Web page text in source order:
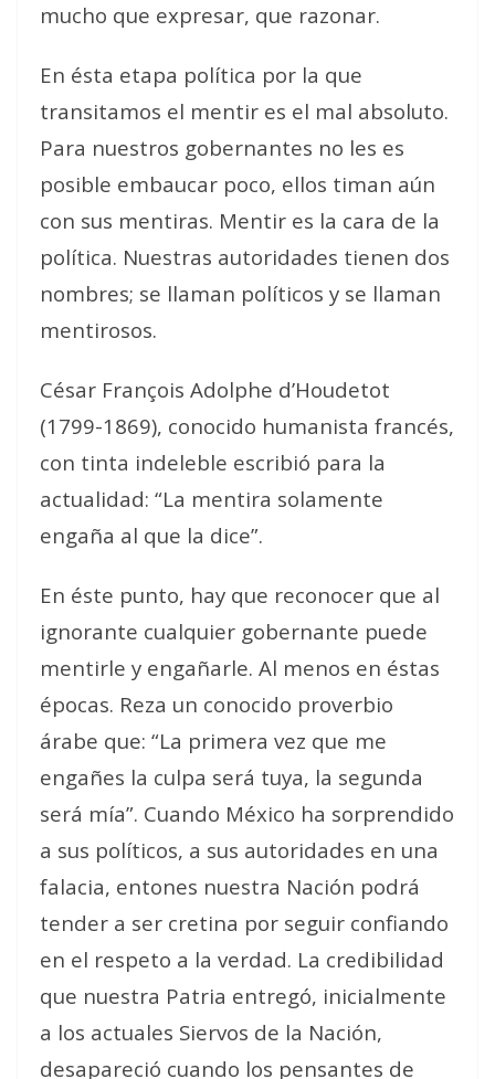
mucho que expresar, que razonar.
En ésta etapa política por la que
transitamos el mentir es el mal absoluto.
Para nuestros gobernantes no les es
posible embaucar poco, ellos timan aún
con sus mentiras. Mentir es la cara de la
política. Nuestras autoridades tienen dos
nombres; se llaman políticos y se llaman
mentirosos.
César François Adolphe d’Houdetot
(1799-1869), conocido humanista francés,
con tinta indeleble escribió para la
actualidad: “La mentira solamente
engaña al que la dice”.
En éste punto, hay que reconocer que al
ignorante cualquier gobernante puede
mentirle y engañarle. Al menos en éstas
épocas. Reza un conocido proverbio
árabe que: “La primera vez que me
engañes la culpa será tuya, la segunda
será mía”. Cuando México ha sorprendido
a sus políticos, a sus autoridades en una
falacia, entones nuestra Nación podrá
tender a ser cretina por seguir confiando
en el respeto a la verdad. La credibilidad
que nuestra Patria entregó, inicialmente
a los actuales Siervos de la Nación,
desapareció cuando los pensantes de